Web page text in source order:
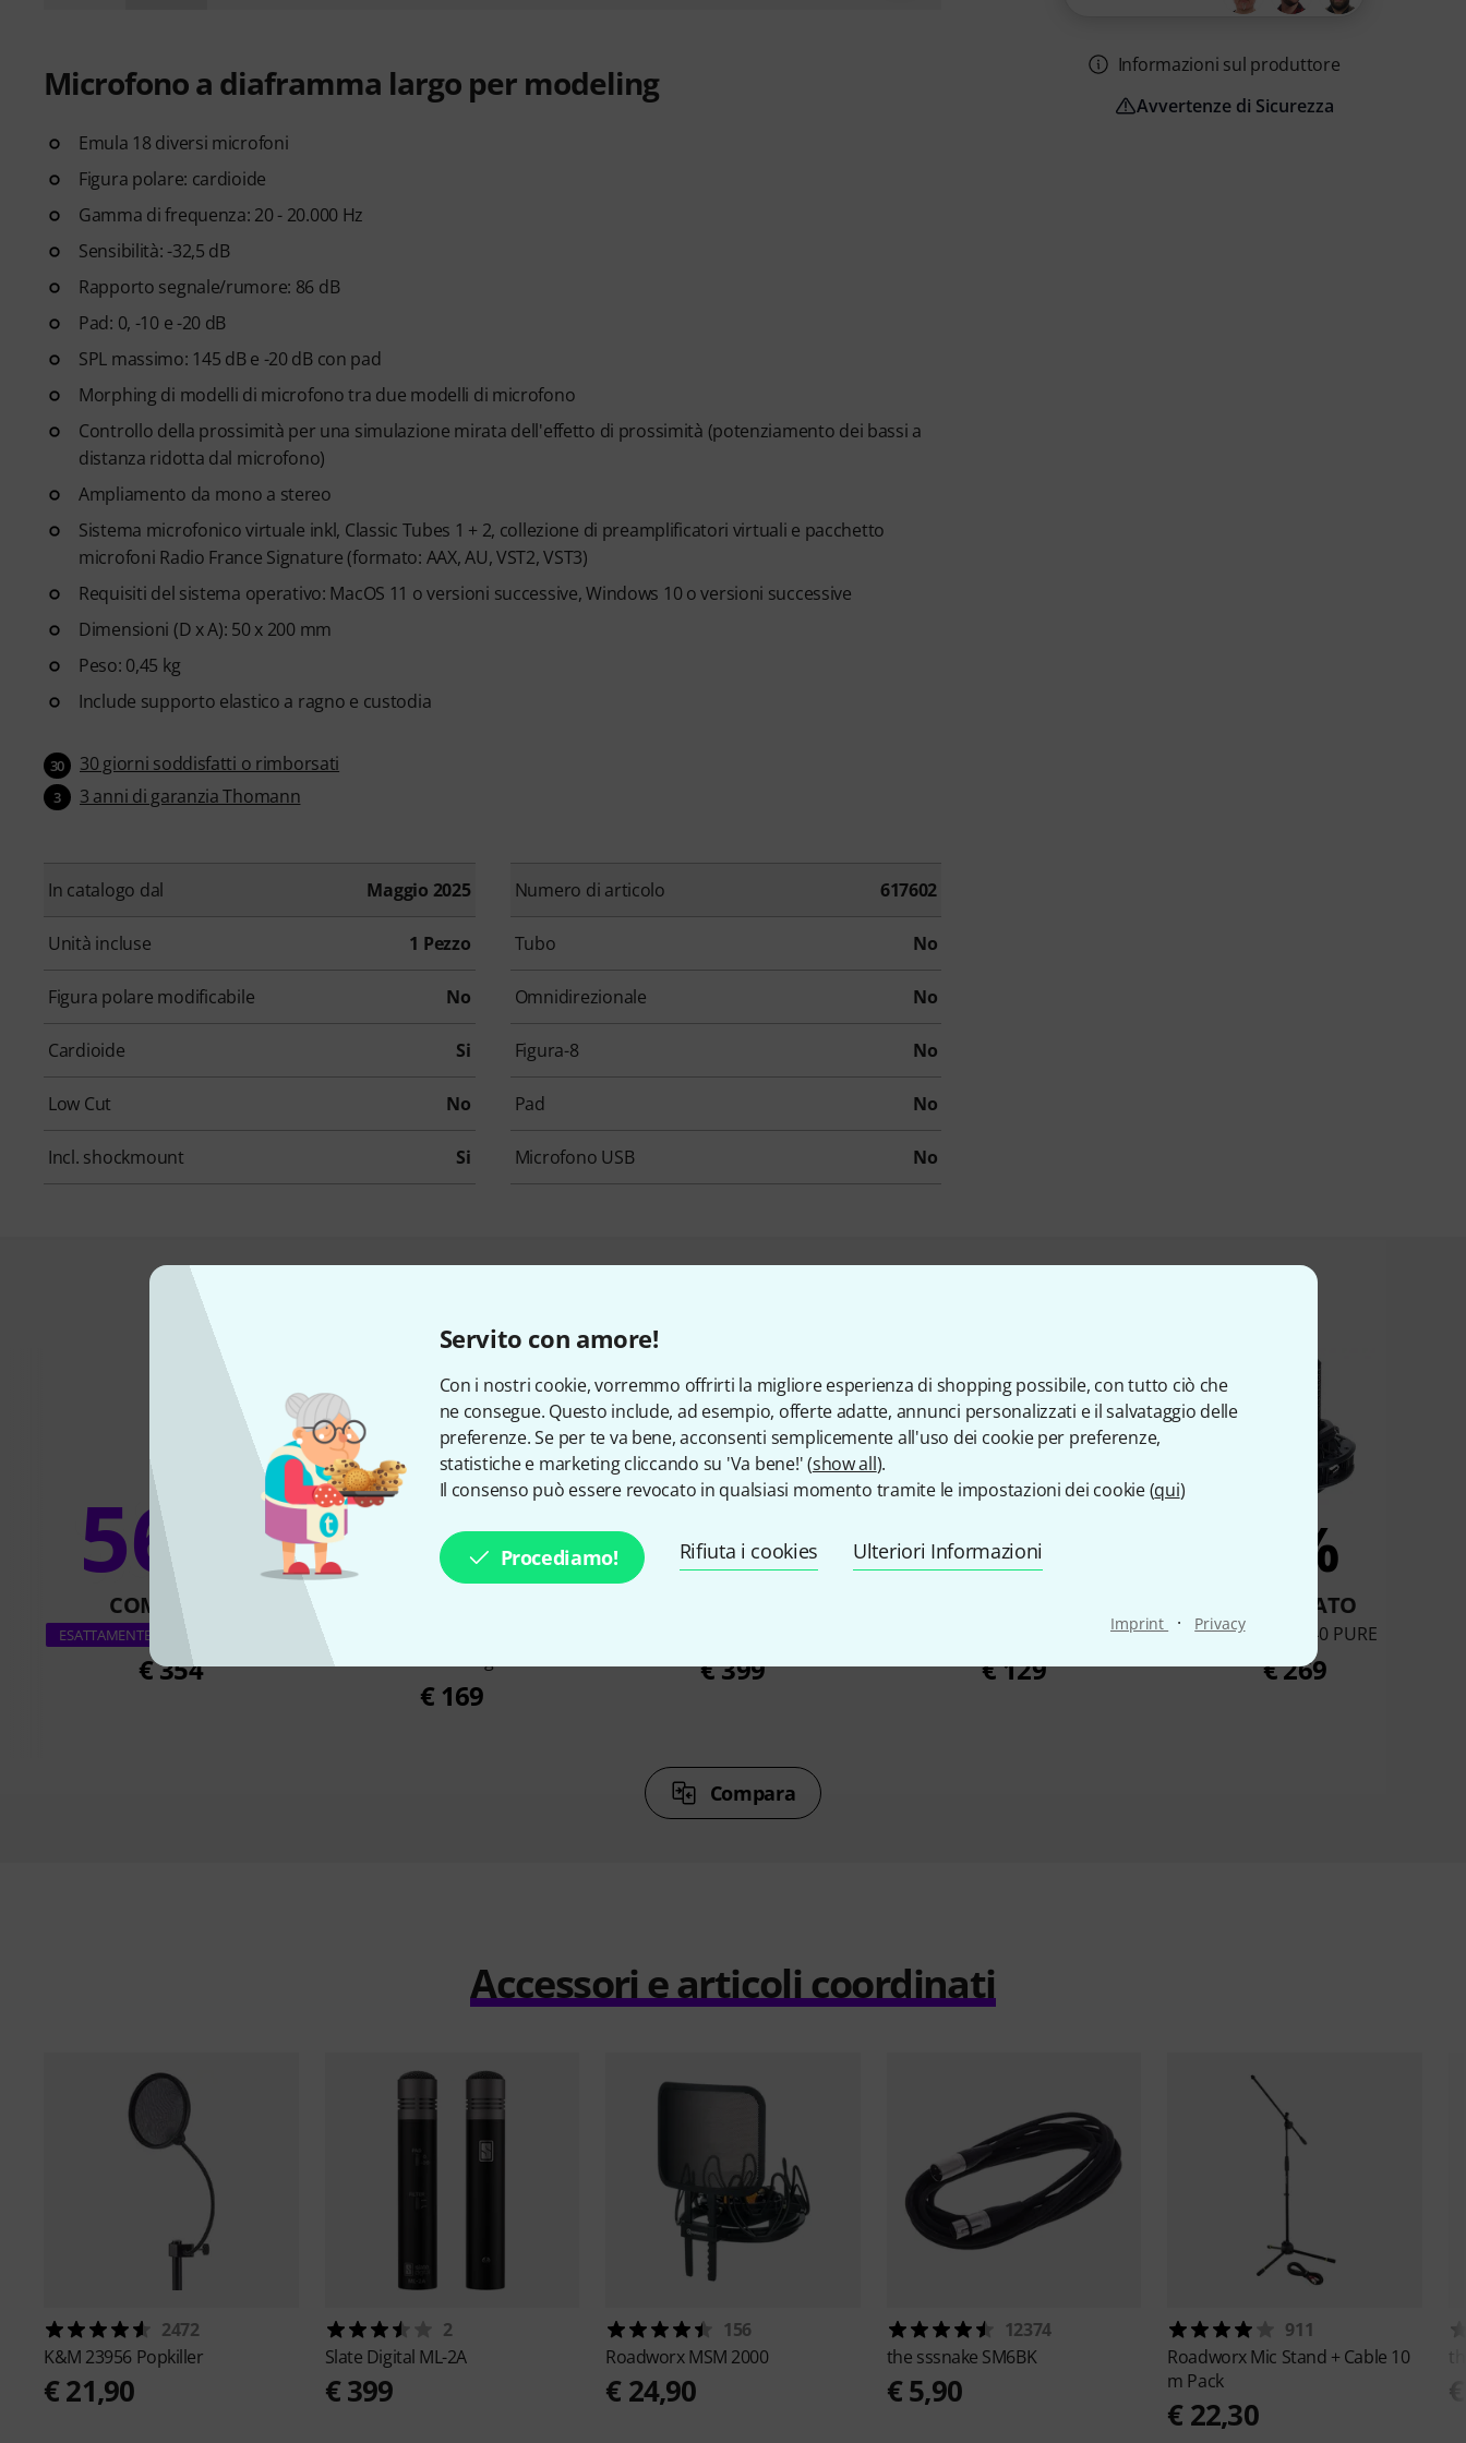
Servito con amore!
Con i nostri cookie, vorremmo offrirti la migliore esperienza di shopping possibile, con tutto ciò che
ne consegue. Questo include, ad esempio, offerte adatte, annunci personalizzati e il salvataggio delle
preferenze. Se per te va bene, acconsenti semplicemente all'uso dei cookie per preferenze,
statistiche e marketing cliccando su 'Va bene!' (show all).
Il consenso può essere revocato in qualsiasi momento tramite le impostazioni dei cookie (qui)
Procediamo! Rifiuta i cookies Ulteriori Informazioni
Imprint · Privacy
Microfono a diaframma largo per modeling
Emula 18 diversi microfoni
Figura polare: cardioide
Gamma di frequenza: 20 - 20.000 Hz
Sensibilità: -32,5 dB
Rapporto segnale/rumore: 86 dB
Pad: 0, -10 e -20 dB
SPL massimo: 145 dB e -20 dB con pad
Morphing di modelli di microfono tra due modelli di microfono
Controllo della prossimità per una simulazione mirata dell'effetto di prossimità (potenziamento dei bassi a
distanza ridotta dal microfono)
Ampliamento da mono a stereo
Sistema microfonico virtuale inkl, Classic Tubes 1 + 2, collezione di preamplificatori virtuali e pacchetto
microfoni Radio France Signature (formato: AAX, AU, VST2, VST3)
Requisiti del sistema operativo: MacOS 11 o versioni successive, Windows 10 o versioni successive
Dimensioni (D x A): 50 x 200 mm
Peso: 0,45 kg
Include supporto elastico a ragno e custodia
30 30 giorni soddisfatti o rimborsati
3 3 anni di garanzia Thomann
In catalogo dal Maggio 2025 Numero di articolo 617602
Unità incluse 1 Pezzo Tubo No
Figura polare modificabile No Omnidirezionale No
Cardioide Si Figura-8 No
Low Cut No Pad No
Incl. shockmount Si Microfono USB No
Informazioni sul produttore
Avvertenze di Sicurezza
56%
COMPRATO
ESATTAMENTE QUESTO PRODOTTO
€ 354
5%
Recording
€ 169
5%
€ 399
4%
Rode NT1 Signature Black
€ 129
2%
COMPRATO
Lewitt LCT 440 PURE
€ 269
Compara
Accessori e articoli coordinati
2472
K&M 23956 Popkiller
€ 21,90
2
Slate Digital ML-2A
€ 399
156
RoadworxMSM 2000
€ 24,90
12374
the sssnake SM6BK
€ 5,90
911
RoadworxMic Stand + Cable 10
m Pack
€ 22,30